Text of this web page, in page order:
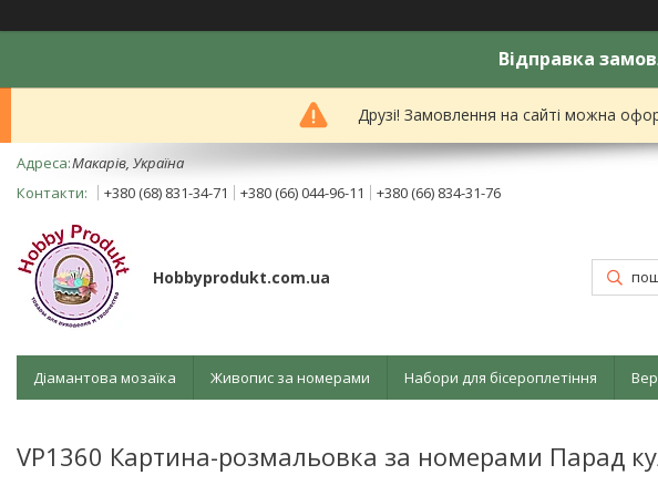
Відправка
Друзі! Замовлення на сайті можна
Mакарів, Україна
+380 (68) 831-34-71
+380 (66) 044-96-11 +380 (66) 834-31-76
Hobbyprodukt.com.ua
Діамантова мозаїка Живопис за номерами Набори для бісероплетіння
VP1360 Картина-розмальовка за номерами Парад